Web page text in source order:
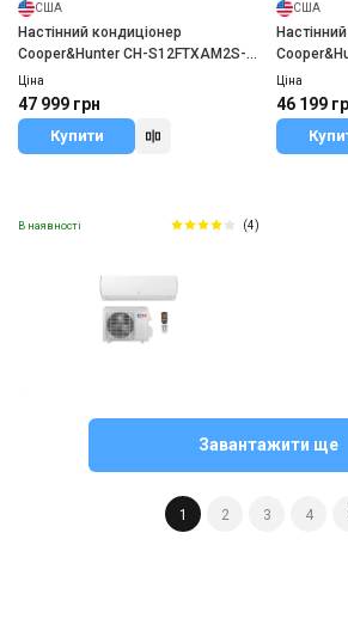
США
Настінний кондиціонер
Cooper&Hunter CH-S12FTXAM2S-
BL
Ціна
47 999 грн
Купити
США
BL
Ціна
46 199
В наявності (4)
Настінний кондиціонер
Cooper&Hunter CH-S24FTXQЗавантажити ще
1 2 3 4